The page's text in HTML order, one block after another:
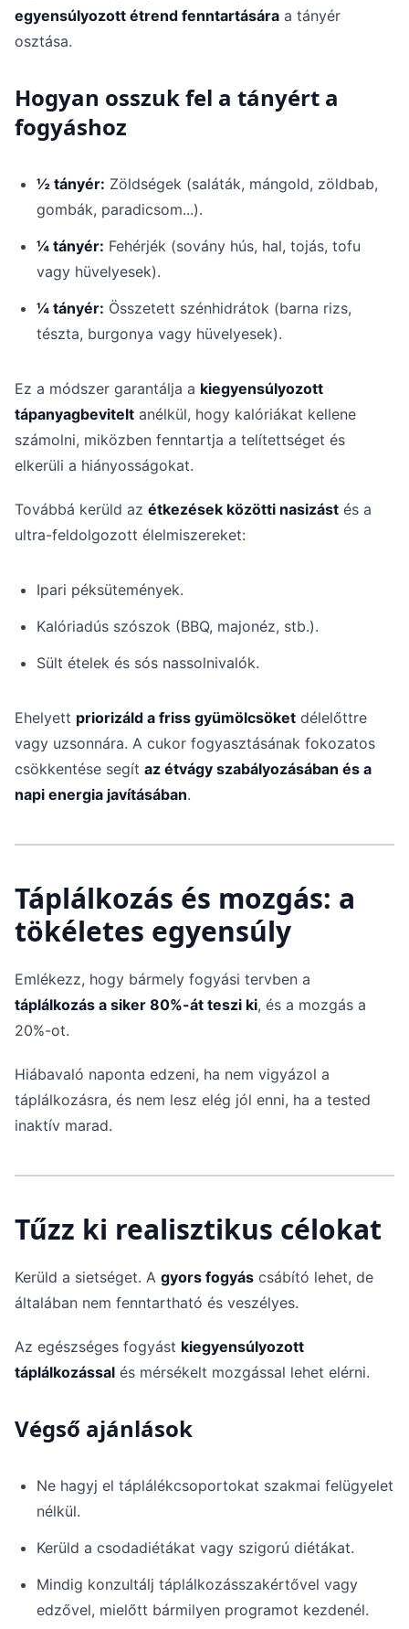
egyensúlyozott étrend fenntartására a tányér
osztása.
Hogyan osszuk fel a tányért a
fogyáshoz
½ tányér: Zöldségek (saláták, mángold, zöldbab,
gombák, paradicsom...).
¼ tányér: Fehérjék (sovány hús, hal, tojás, tofu
vagy hüvelyesek).
¼ tányér: Összetett szénhidrátok (barna rizs,
tészta, burgonya vagy hüvelyesek).
Ez a módszer garantálja a kiegyensúlyozott
tápanyagbevitelt anélkül, hogy kalóriákat kellene
számolni, miközben fenntartja a telítettséget és
elkerüli a hiányosságokat.
Továbbá kerüld az étkezések közötti nasizást és a
ultra-feldolgozott élelmiszereket:
Ipari péksütemények.
Kalóriadús szószok (BBQ, majonéz, stb.).
Sült ételek és sós nassolnivalók.
Ehelyett priorizáld a friss gyümölcsöket délelőttre
vagy uzsonnára. A cukor fogyasztásának fokozatos
csökkentése segít az étvágy szabályozásában és a
napi energia javításában.
Táplálkozás és mozgás: a
tökéletes egyensúly
Emlékezz, hogy bármely fogyási tervben a
táplálkozás a siker 80%-át teszi ki, és a mozgás a
20%-ot.
Hiábavaló naponta edzeni, ha nem vigyázol a
táplálkozásra, és nem lesz elég jól enni, ha a tested
inaktív marad.
Tűzz ki realisztikus célokat
Kerüld a sietséget. A gyors fogyás csábító lehet, de
általában nem fenntartható és veszélyes.
Az egészséges fogyást kiegyensúlyozott
táplálkozással és mérsékelt mozgással lehet elérni.
Végső ajánlások
Ne hagyj el táplálékcsoportokat szakmai felügyelet
nélkül.
Kerüld a csodadiétákat vagy szigorú diétákat.
Mindig konzultálj táplálkozásszakértővel vagy
edzővel, mielőtt bármilyen programot kezdenél.